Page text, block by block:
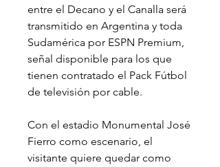
entre el Decano y el Canalla será
transmitido en Argentina y toda
Sudamérica por ESPN Premium,
señal disponible para los que
tienen contratado el Pack Fútbol
de televisión por cable.
Con el estadio Monumental José
Fierro como escenario, el
visitante quiere quedar como